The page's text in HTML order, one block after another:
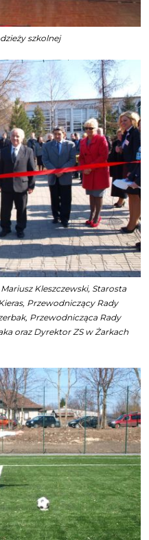
szkolnej
Kleszczewski, Starosta
Przewodniczący Rady
Przewodnicząca Rady
oraz Dyrektor ZS w Żarkach